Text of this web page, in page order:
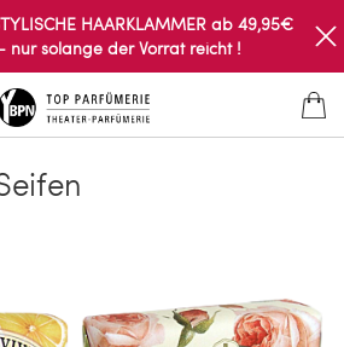
HAARKLAMMER ab 49,95€
nur solange der Vorrat reicht !